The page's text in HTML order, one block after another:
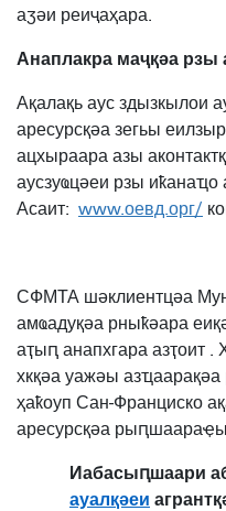
аӡәи реиҷаҳара.
Анаплакра маҷқәа
Ақалақь аус здызкылои
аресурсқәа зегьы
ацхыраара азы
аусзуҩцәеи рзы
Асаит: www.оевд.орг/
СФМТА шәклиентцәа
амҩадуқәа рныҟәара
аҭыԥ анапхгара азҭоит .
хкқәа уажәы
ҳаҟоуп Сан-Франциско
аресурсқәа
Иабасыԥшаари
ауалқәеи